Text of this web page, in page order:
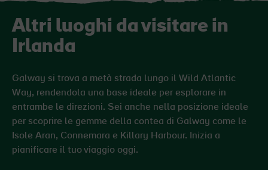
Altri luoghi da visitare in
Irlanda
Galway si trova a metà strada lungo il Wild Atlantic
Way, rendendola una base ideale per esplorare in
entrambe le direzioni. Sei anche nella posizione ideale
per scoprire le gemme della contea di Galway come le
Isole Aran, Connemara e Killary Harbour. Inizia a
pianificare il tuo viaggio oggi.